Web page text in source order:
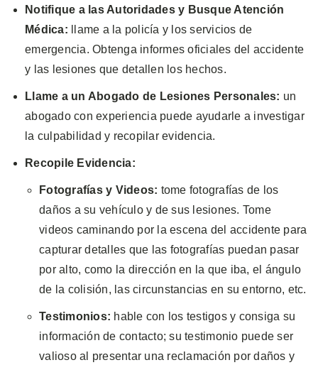
Notifique a las Autoridades y Busque Atención
Médica: llame a la policía y los servicios de
emergencia. Obtenga informes oficiales del accidente
y las lesiones que detallen los hechos.
Llame a un Abogado de Lesiones Personales: un
abogado con experiencia puede ayudarle a investigar
la culpabilidad y recopilar evidencia.
Recopile Evidencia:
Fotografías y Videos: tome fotografías de los
daños a su vehículo y de sus lesiones. Tome
videos caminando por la escena del accidente para
capturar detalles que las fotografías puedan pasar
por alto, como la dirección en la que iba, el ángulo
de la colisión, las circunstancias en su entorno, etc.
Testimonios: hable con los testigos y consiga su
información de contacto; su testimonio puede ser
valioso al presentar una reclamación por daños y